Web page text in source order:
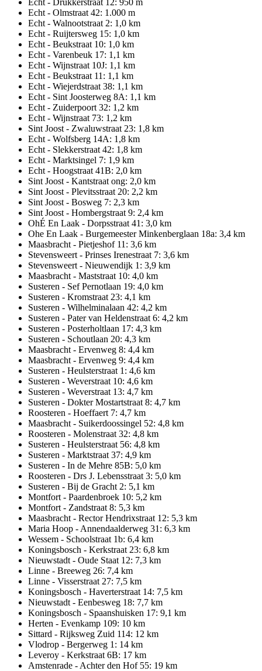
Echt - Olmstraat 42: 1.000 m
Echt - Walnootstraat 2: 1,0 km
Echt - Ruijtersweg 15: 1,0 km
Echt - Beukstraat 10: 1,0 km
Echt - Varenbeuk 17: 1,1 km
Echt - Wijnstraat 10J: 1,1 km
Echt - Beukstraat 11: 1,1 km
Echt - Wiejerdstraat 38: 1,1 km
Echt - Sint Joosterweg 8A: 1,1 km
Echt - Zuiderpoort 32: 1,2 km
Echt - Wijnstraat 73: 1,2 km
Sint Joost - Zwaluwstraat 23: 1,8 km
Echt - Wolfsberg 14A: 1,8 km
Echt - Slekkerstraat 42: 1,8 km
Echt - Marktsingel 7: 1,9 km
Echt - Hoogstraat 41B: 2,0 km
Sint Joost - Kantstraat ong: 2,0 km
Sint Joost - Plevitsstraat 20: 2,2 km
Sint Joost - Bosweg 7: 2,3 km
Sint Joost - Hombergstraat 9: 2,4 km
OhÉ En Laak - Dorpsstraat 41: 3,0 km
Ohe En Laak - Burgemeester Minkenberglaan 18a: 3,4 km
Maasbracht - Pietjeshof 11: 3,6 km
Stevensweert - Prinses Irenestraat 7: 3,6 km
Stevensweert - Nieuwendijk 1: 3,9 km
Maasbracht - Maststraat 10: 4,0 km
Susteren - Sef Pernotlaan 19: 4,0 km
Susteren - Kromstraat 23: 4,1 km
Susteren - Wilhelminalaan 42: 4,2 km
Susteren - Pater van Heldenstraat 6: 4,2 km
Susteren - Posterholtlaan 17: 4,3 km
Susteren - Schoutlaan 20: 4,3 km
Maasbracht - Ervenweg 8: 4,4 km
Maasbracht - Ervenweg 9: 4,4 km
Susteren - Heulsterstraat 1: 4,6 km
Susteren - Weverstraat 10: 4,6 km
Susteren - Weverstraat 13: 4,7 km
Susteren - Dokter Mostartstraat 8: 4,7 km
Roosteren - Hoeffaert 7: 4,7 km
Maasbracht - Suikerdoossingel 52: 4,8 km
Roosteren - Molenstraat 32: 4,8 km
Susteren - Heulsterstraat 56: 4,8 km
Susteren - Marktstraat 37: 4,9 km
Susteren - In de Mehre 85B: 5,0 km
Roosteren - Drs J. Lebensstraat 3: 5,0 km
Susteren - Bij de Gracht 2: 5,1 km
Montfort - Paardenbroek 10: 5,2 km
Montfort - Zandstraat 8: 5,3 km
Maasbracht - Rector Hendrixstraat 12: 5,3 km
Maria Hoop - Annendaalderweg 31: 6,3 km
Wessem - Schoolstraat 1b: 6,4 km
Koningsbosch - Kerkstraat 23: 6,8 km
Nieuwstadt - Oude Staat 12: 7,3 km
Linne - Breeweg 26: 7,4 km
Linne - Visserstraat 27: 7,5 km
Koningsbosch - Haverterstraat 14: 7,5 km
Nieuwstadt - Eenbesweg 18: 7,7 km
Koningsbosch - Spaanshuisken 17: 9,1 km
Herten - Evenkamp 109: 10 km
Sittard - Rijksweg Zuid 114: 12 km
Vlodrop - Bergerweg 1: 14 km
Leveroy - Kerkstraat 6B: 17 km
Amstenrade - Achter den Hof 55: 19 km